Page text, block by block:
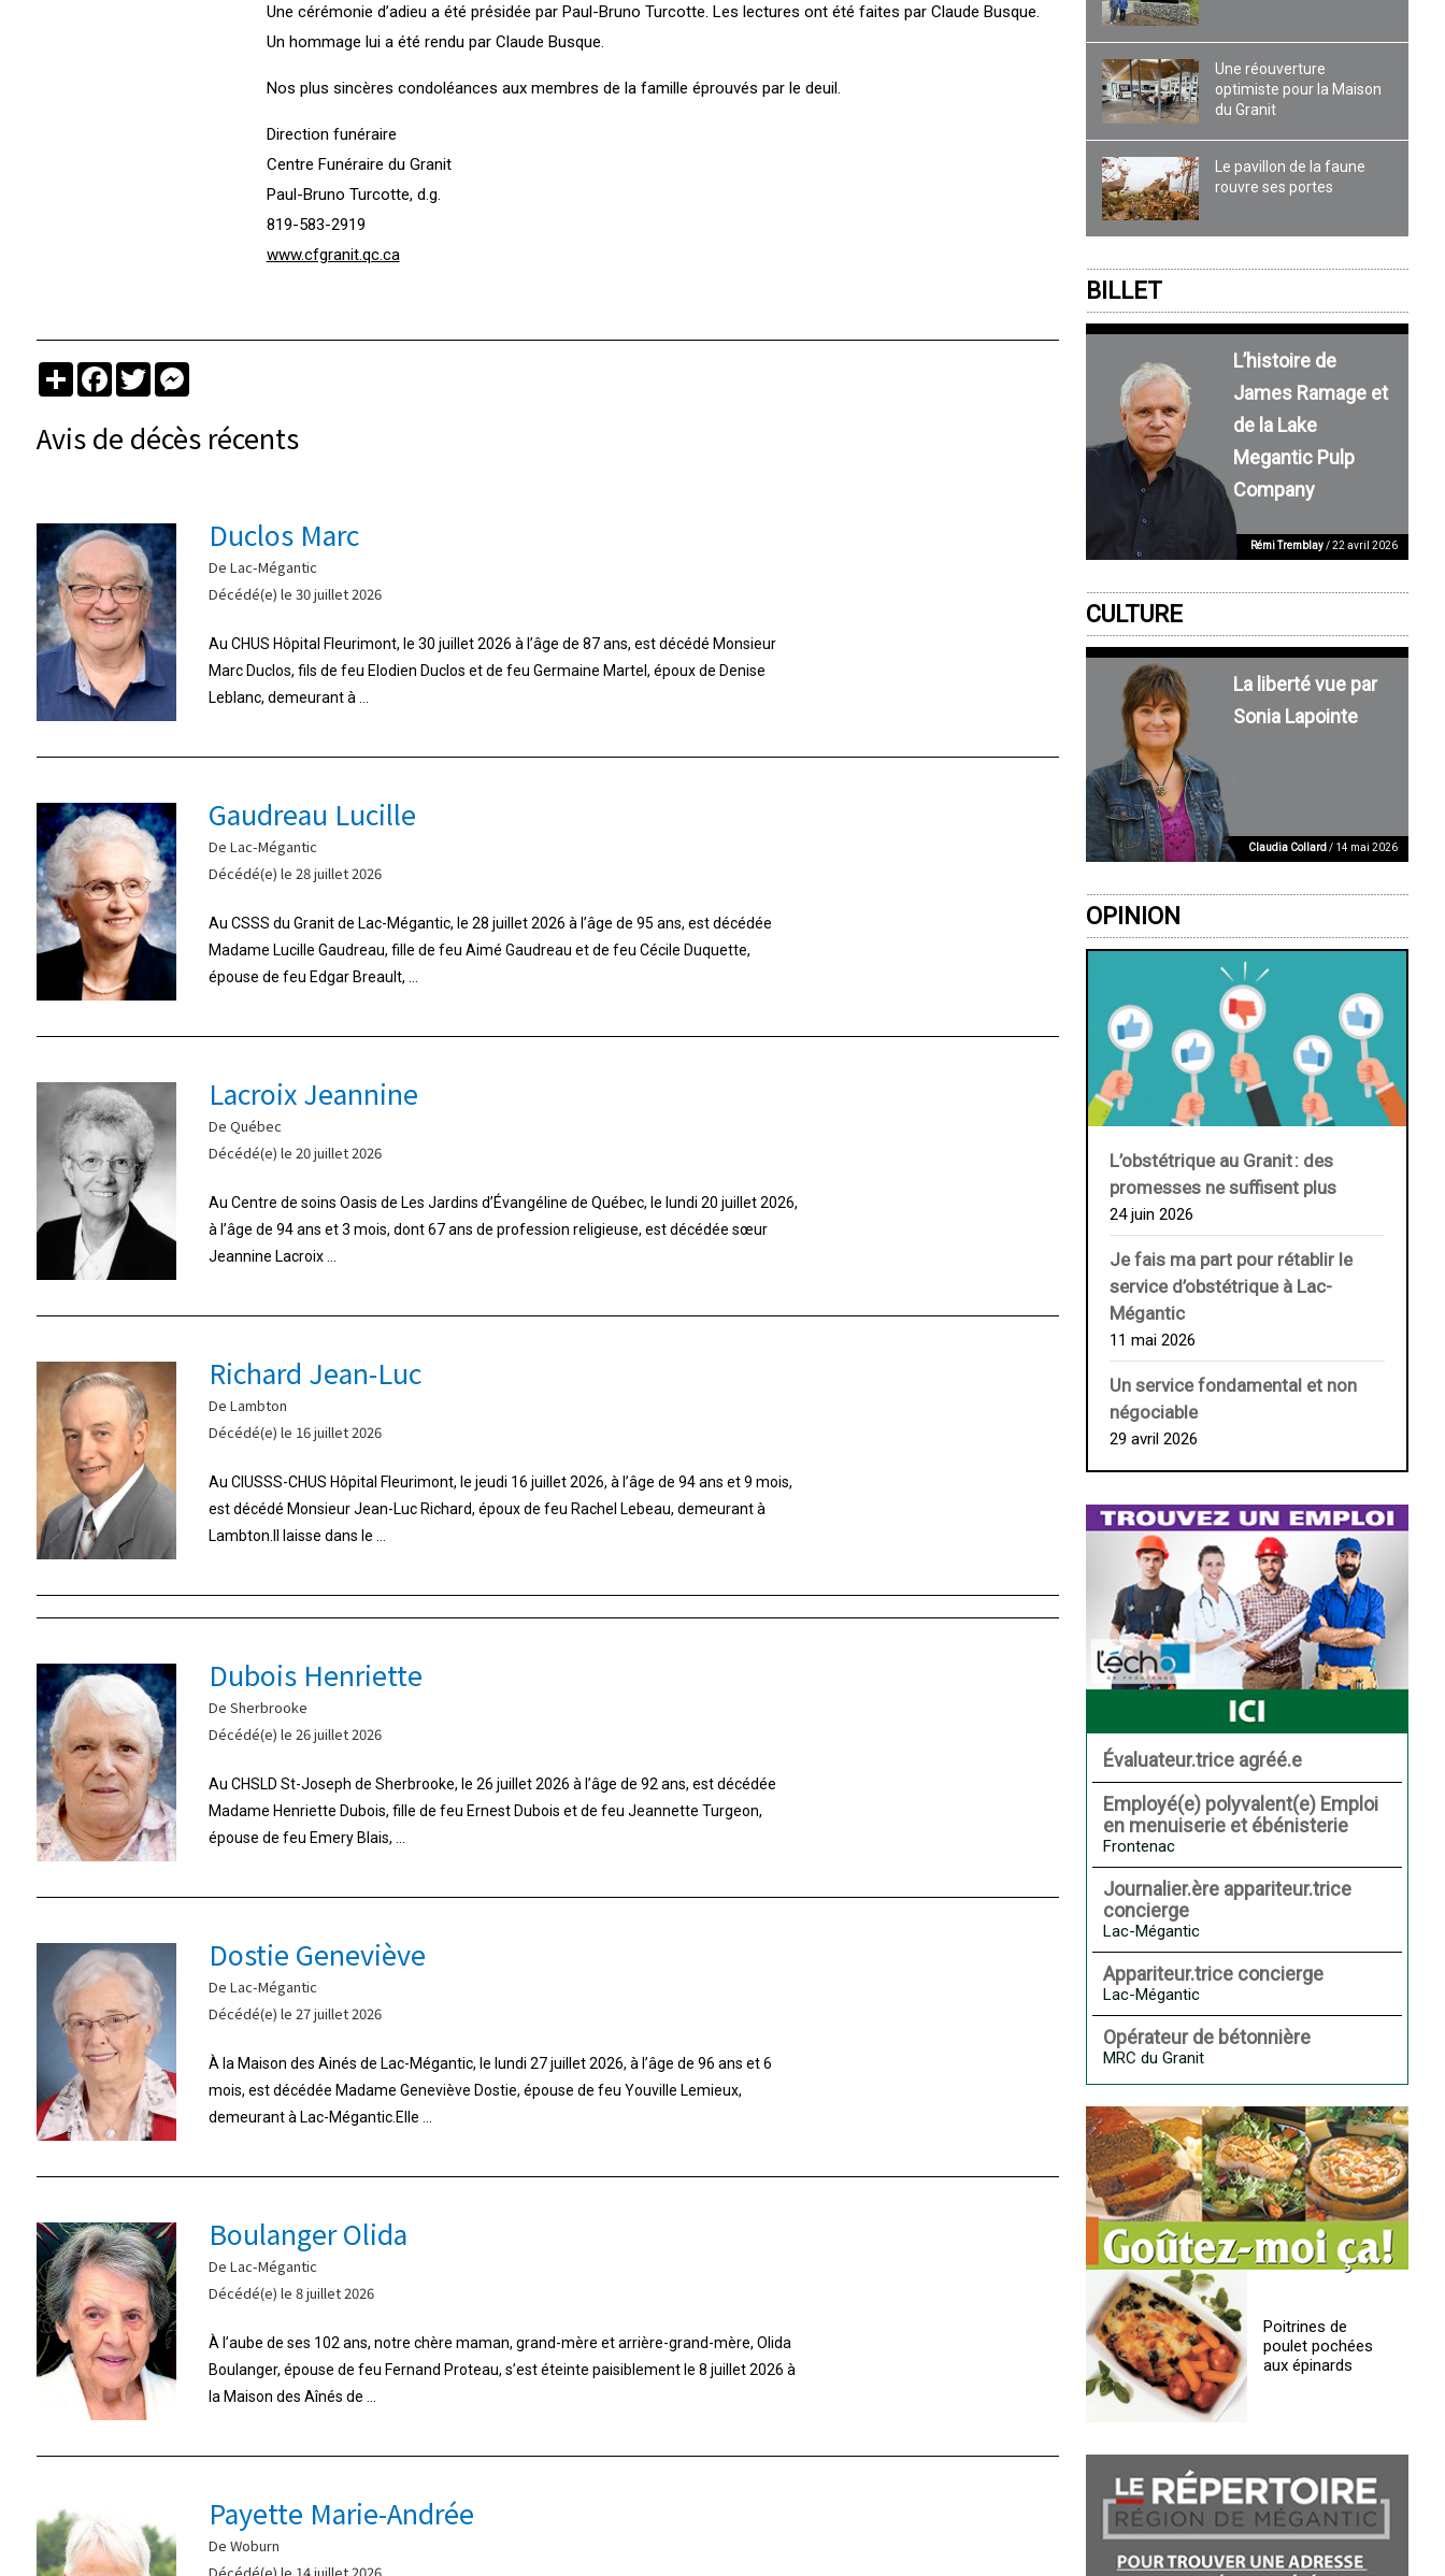
Une cérémonie d’adieu a été présidée par Paul-Bruno Turcotte. Les lectures ont été faites par Claude Busque.
Un hommage lui a été rendu par Claude Busque.
Nos plus sincères condoléances aux membres de la famille éprouvés par le deuil.
Direction funéraire
Centre Funéraire du Granit
Paul-Bruno Turcotte, d.g.
819-583-2919
www.cfgranit.qc.ca
PartagerFacebook
TwitterMessenger
Avis de décès récents
Duclos Marc
De Lac-Mégantic
Décédé(e) le 30 juillet 2026
Au CHUS Hôpital Fleurimont, le 30 juillet 2026 à l’âge de 87 ans, est décédé Monsieur
Marc Duclos, fils de feu Elodien Duclos et de feu Germaine Martel, époux de Denise
Leblanc, demeurant à ...
Gaudreau Lucille
De Lac-Mégantic
Décédé(e) le 28 juillet 2026
Au CSSS du Granit de Lac-Mégantic, le 28 juillet 2026 à l’âge de 95 ans, est décédée
Madame Lucille Gaudreau, fille de feu Aimé Gaudreau et de feu Cécile Duquette,
épouse de feu Edgar Breault, ...
Lacroix Jeannine
De Québec
Décédé(e) le 20 juillet 2026
Au Centre de soins Oasis de Les Jardins d’Évangéline de Québec, le lundi 20 juillet 2026,
à l’âge de 94 ans et 3 mois, dont 67 ans de profession religieuse, est décédée sœur
Jeannine Lacroix ...
Richard Jean-Luc
De Lambton
Décédé(e) le 16 juillet 2026
Au CIUSSS-CHUS Hôpital Fleurimont, le jeudi 16 juillet 2026, à l’âge de 94 ans et 9 mois,
est décédé Monsieur Jean-Luc Richard, époux de feu Rachel Lebeau, demeurant à
Lambton.Il laisse dans le ...
Dubois Henriette
De Sherbrooke
Décédé(e) le 26 juillet 2026
Au CHSLD St-Joseph de Sherbrooke, le 26 juillet 2026 à l’âge de 92 ans, est décédée
Madame Henriette Dubois, fille de feu Ernest Dubois et de feu Jeannette Turgeon,
épouse de feu Emery Blais, ...
Dostie Geneviève
De Lac-Mégantic
Décédé(e) le 27 juillet 2026
À la Maison des Ainés de Lac-Mégantic, le lundi 27 juillet 2026, à l’âge de 96 ans et 6
mois, est décédée Madame Geneviève Dostie, épouse de feu Youville Lemieux,
demeurant à Lac-Mégantic.Elle ...
Boulanger Olida
De Lac-Mégantic
Décédé(e) le 8 juillet 2026
À l’aube de ses 102 ans, notre chère maman, grand-mère et arrière-grand-mère, Olida
Boulanger, épouse de feu Fernand Proteau, s’est éteinte paisiblement le 8 juillet 2026 à
la Maison des Aînés de ...
Payette Marie-Andrée
De Woburn
Une réouverture
optimiste pour la Maison
du Granit
Le pavillon de la faune
rouvre ses portes
BILLET
L’histoire de
James Ramage et
de la Lake
Megantic Pulp
Company
Rémi Tremblay/ 22 avril 2026
CULTURE
La liberté vue par
Sonia Lapointe
Claudia Collard/ 14 mai 2026
OPINION
L’obstétrique au ­Granit : des
promesses ne suffisent plus
24 juin 2026
Je fais ma part pour rétablir le
service d’obstétrique à Lac-
Mégantic
11 mai 2026
Un service fondamental et non
négociable
29 avril 2026
Évaluateur.trice agréé.e
Employé(e) polyvalent(e) Emploi
en menuiserie et ébénisterie
Frontenac
Journalier.ère appariteur.trice
concierge
Lac-Mégantic
Appariteur.trice concierge
Lac-Mégantic
Opérateur de bétonnière
MRC du Granit
Poitrines de
poulet pochées
aux épinards